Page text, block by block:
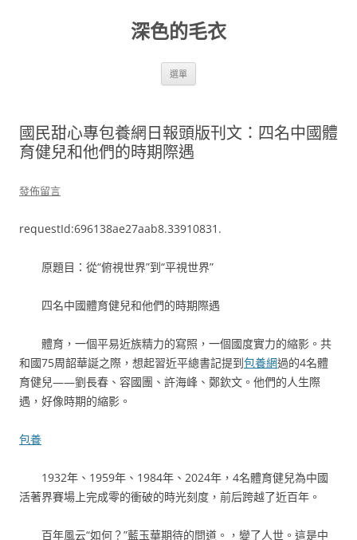
深色的毛衣
選單
國民甜心專包養網日報頭版刊文：四名中國體
育健兒和他們的時期際遇
發佈留言
requestId:696138ae27aab8.33910831.
原題目：從“俯視世界”到“平視世界”
四名中國體育健兒和他們的時期際遇
體育，一個平易近族精力的寫照，一個國度實力的縮影。共
和國75周韶華誕之際，想起習近平總書記提到包養網過的4名體
育健兒——劉長春、容國團、許海峰、鄭欽文。他們的人生際
遇，好像時期的縮影。
包養
1932年、1959年、1984年、2024年，4名體育健兒為中國
活著界賽場上完成零的衝破的時光刻度，前后跨越了近百年。
百年風云“如何？”藍玉華期待的問道。，變了人世。這是中